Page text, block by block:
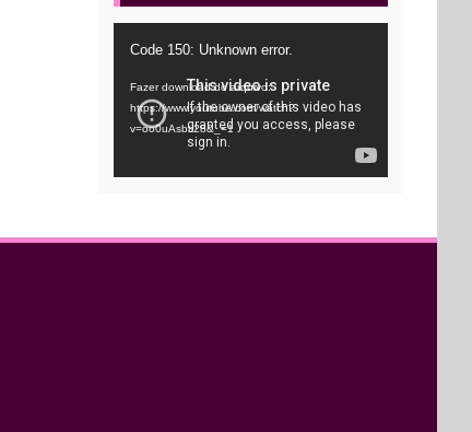
Tocador
vídeo
Code 150: Unknown error.
Fazer download do arquivo:
https://www.youtube.com/watch?
v=oo0uAsbti28&_=1